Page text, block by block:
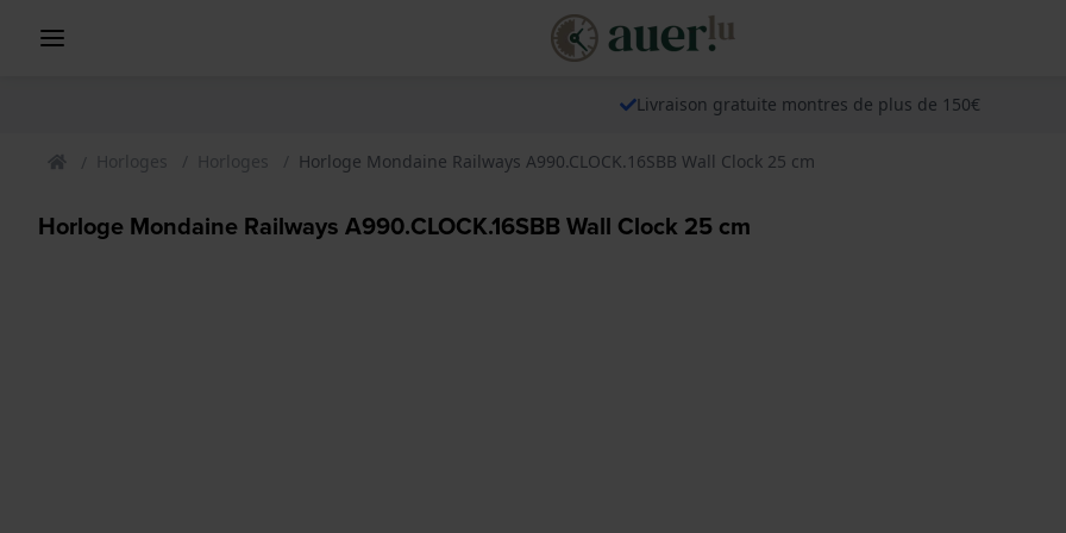
Livraison gratuite montres de plus de 150€
Horloges Horloges Horloge Mondaine Railways A990.CLOCK.16SBB Wall Clock 25 cm
Horloge Mondaine Railways A990.CLOCK.16SBB Wall Clock 25 cm